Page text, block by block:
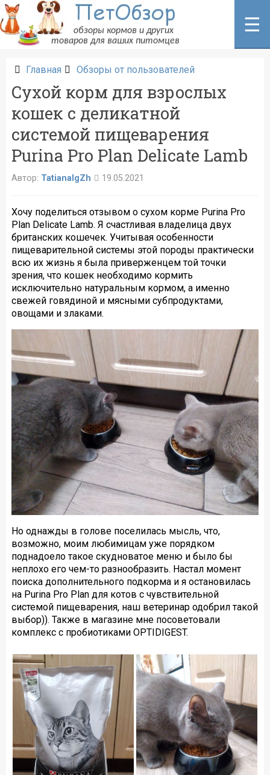
Перейти
к
содержанию
☰
Главная Обзоры от пользователей
Сухой корм для взрослых
кошек c деликатной
системой пищеварения
Purina Pro Plan Delicate Lamb
Автор: TatianaIgZh 19.05.2021
Хочу поделиться отзывом о сухом корме Purina Pro
Plan Delicate Lamb. Я счастливая владелица двух
британских кошечек. Учитывая особенности
пищеварительной системы этой породы практически
всю их жизнь я была приверженцем той точки
зрения, что кошек необходимо кормить
исключительно натуральным кормом, а именно
свежей говядиной и мясными субпродуктами,
овощами и злаками.
Но однажды в голове поселилась мысль, что,
возможно, моим любимицам уже порядком
поднадоело такое скудноватое меню и было бы
неплохо его чем-то разнообразить. Настал момент
поиска дополнительного подкорма и я остановилась
на Purina Pro Plan для котов с чувствительной
системой пищеварения, наш ветеринар одобрил такой
выбор)). Также в магазине мне посоветовали
комплекс с пробиотиками OPTIDIGEST.